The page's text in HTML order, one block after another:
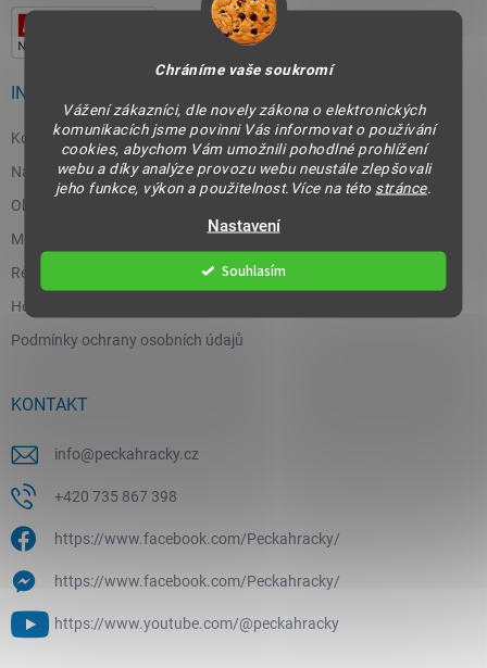
Chráníme vaše soukromí
Vážení zákazníci, dle novely zákona o elektronických
komunikacích jsme povinni Vás informovat o používání
cookies, abychom Vám umožnili pohodlné prohlížení
webu a díky analýze provozu webu neustále zlepšovali
jeho funkce, výkon a použitelnost.Více na této stránce.
Nastavení
Souhlasím
INFORMACE PRO VÁS
Kontakty
Napište nám
Obchodní podmínky
Moje objednávka
Reklamace a vrácení zboží
Hodnocení obchodu
Podmínky ochrany osobních údajů
KONTAKT
info@peckahracky.cz
+420 735 867 398
https://www.facebook.com/Peckahracky/
https://www.facebook.com/Peckahracky/
https://www.youtube.com/@peckahracky